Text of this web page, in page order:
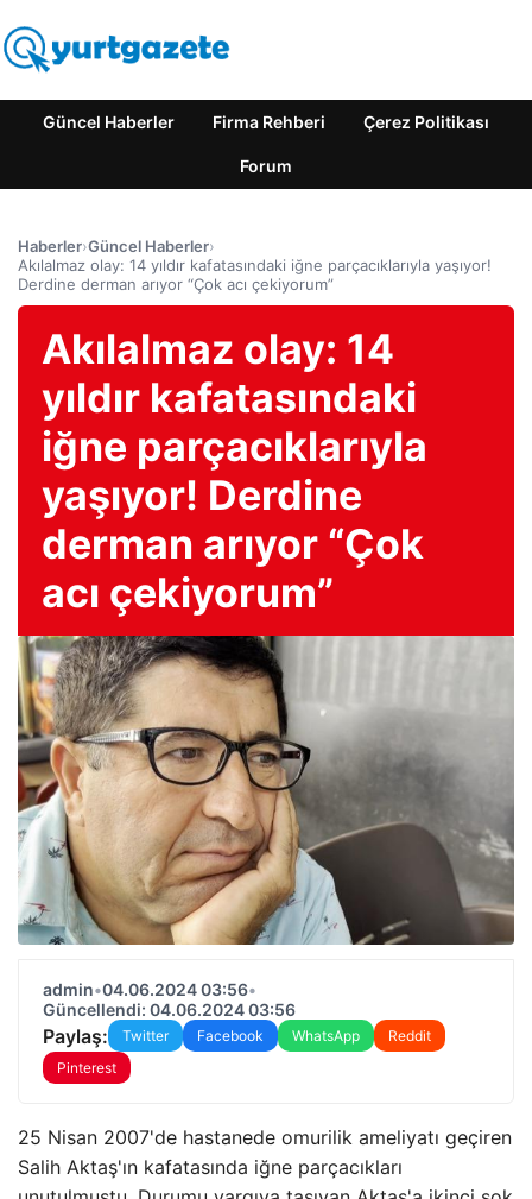
Güncel Haberler Firma Rehberi Çerez Politikası
Forum
Haberler›Güncel Haberler›
Akılalmaz olay: 14 yıldır kafatasındaki iğne parçacıklarıyla yaşıyor!
Derdine derman arıyor “Çok acı çekiyorum”
Akılalmaz olay: 14
yıldır kafatasındaki
iğne parçacıklarıyla
yaşıyor! Derdine
derman arıyor “Çok
acı çekiyorum”
admin•04.06.2024 03:56•
Güncellendi: 04.06.2024 03:56
Paylaş: Twitter Facebook WhatsApp
Reddit
Pinterest
25 Nisan 2007'de hastanede omurilik ameliyatı geçiren
Salih Aktaş'ın kafatasında iğne parçacıkları